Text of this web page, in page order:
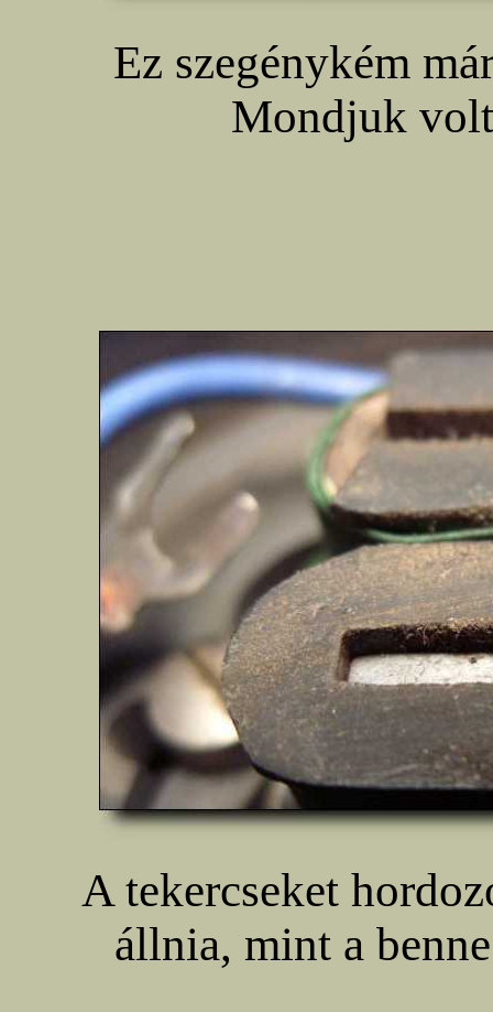
Ez szegénykém
Mondjuk
A tekercseket
állnia, mint a